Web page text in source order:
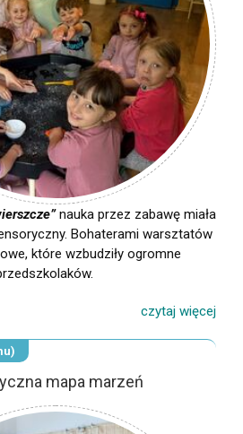
nauka przez zabawę miała
Bohaterami warsztatów
które wzbudziły ogromne
mapa marzeń